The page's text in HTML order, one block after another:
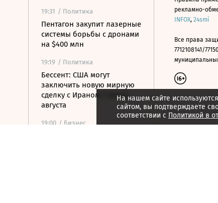
19:31 / Политика
Пентагон закупит лазерные
системы борьбы с дронами
на $400 млн
19:19 / Политика
Бессент: США могут
заключить новую мирную
сделку с Ираном 7 или 8
августа
19:00 / Бизнес
На нашем сайте
сайтом, вы подтверждаете
соответствии с Политикой в
рекламно-
INFOX, 24smi
Все права
7712108141/